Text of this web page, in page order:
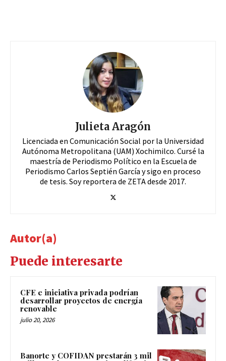
Julieta Aragón
Licenciada en Comunicación Social por la Universidad
Autónoma Metropolitana (UAM) Xochimilco. Cursé la
maestría de Periodismo Político en la Escuela de
Periodismo Carlos Septién García y sigo en proceso
de tesis. Soy reportera de ZETA desde 2017.
Autor(a)
Puede interesarte
CFE e iniciativa privada podrían
desarrollar proyectos de energía
renovable
julio 20, 2026
Banorte y COFIDAN prestarán 3 mil